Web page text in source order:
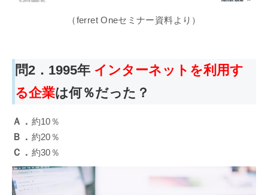
（ferret Oneセミナー資料より）
問2．1995年 インターネットを利用す
る企業は何％だった？
Ａ． 約10％
Ｂ． 約20％
Ｃ． 約30％